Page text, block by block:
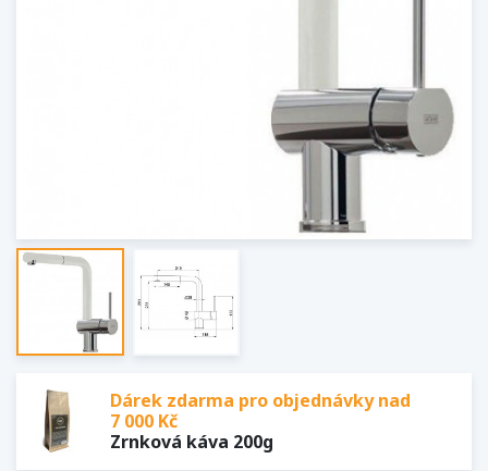
Dárek zdarma pro objednávky nad
7 000 Kč
Zrnková káva 200g